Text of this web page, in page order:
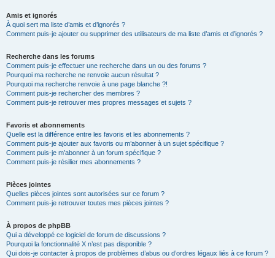
Amis et ignorés
À quoi sert ma liste d’amis et d’ignorés ?
Comment puis-je ajouter ou supprimer des utilisateurs de ma liste d’amis et d’ignorés ?
Recherche dans les forums
Comment puis-je effectuer une recherche dans un ou des forums ?
Pourquoi ma recherche ne renvoie aucun résultat ?
Pourquoi ma recherche renvoie à une page blanche ?!
Comment puis-je rechercher des membres ?
Comment puis-je retrouver mes propres messages et sujets ?
Favoris et abonnements
Quelle est la différence entre les favoris et les abonnements ?
Comment puis-je ajouter aux favoris ou m’abonner à un sujet spécifique ?
Comment puis-je m’abonner à un forum spécifique ?
Comment puis-je résilier mes abonnements ?
Pièces jointes
Quelles pièces jointes sont autorisées sur ce forum ?
Comment puis-je retrouver toutes mes pièces jointes ?
À propos de phpBB
Qui a développé ce logiciel de forum de discussions ?
Pourquoi la fonctionnalité X n’est pas disponible ?
Qui dois-je contacter à propos de problèmes d’abus ou d’ordres légaux liés à ce forum ?